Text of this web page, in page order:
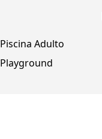
Piscina Adulto
Playground